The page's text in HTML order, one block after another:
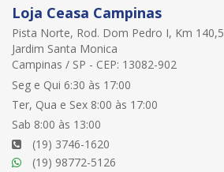
Loja Ceasa Campinas
Pista Norte, Rod. Dom Pedro I, Km 140,5
Jardim Santa Monica
Campinas / SP - CEP: 13082-902
Seg e Qui 6:30 às 17:00
Ter, Qua e Sex 8:00 às 17:00
Sab 8:00 às 13:00
(19) 3746-1620
(19) 98772-5126